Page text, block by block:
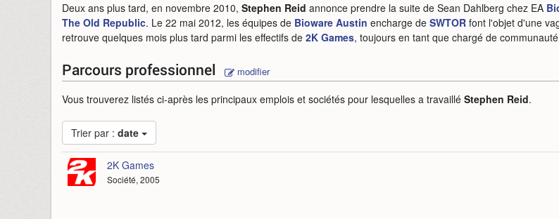
Deux ans plus tard, en novembre 2010, Stephen Reid annonce prendre la suite de Sean Dahlberg chez EA
The Old Republic. Le 22 mai 2012, les équipes de Bioware Austin encharge de SWTOR font l'objet d'une
retrouve quelques mois plus tard parmi les effectifs de 2K Games, toujours en tant que chargé de
Parcours professionnel modifier
Vous trouverez listés ci-après les principaux emplois et sociétés pour lesquelles a travaillé Stephen Reid.
Trier par : date
2K Games
Société, 2005